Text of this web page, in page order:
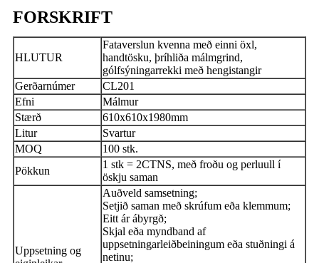
FORSKRIFT
HLUTUR
Fataverslun kvenna með einni öxl,
handtösku, þríhliða málmgrind,
gólfsýningarrekki með hengistangir
Gerðarnúmer
CL201
Efni
Málmur
Stærð
610x610x1980mm
Litur
Svartur
MOQ
100 stk.
Pökkun
1 stk = 2CTNS, með froðu og perluull í
öskju saman
Uppsetning og
Auðveld samsetning;
Setjið saman með skrúfum eða klemmum;
Eitt ár ábyrgð;
Skjal eða myndband af
uppsetningarleiðbeiningum eða stuðningi á
netinu;